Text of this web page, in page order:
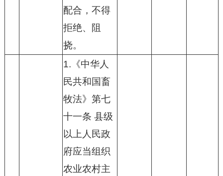
配合，不得
拒绝、阻
挠。
1.《中华人
民共和国畜
牧法》第七
十一条 县级
以上人民政
府应当组织
农业农村主